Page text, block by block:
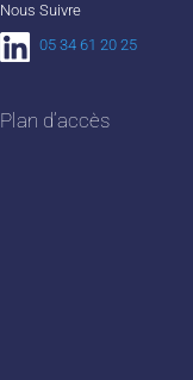
Nous Suivre
05 34 61 20 25
Plan d’accès